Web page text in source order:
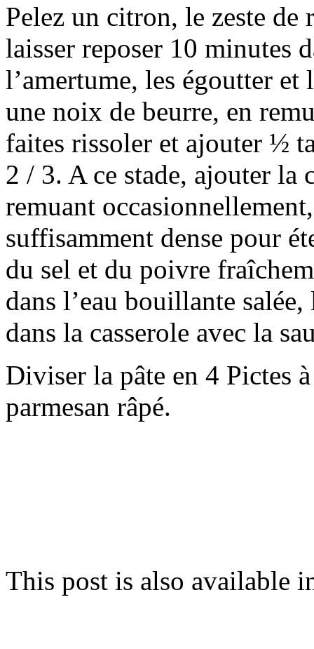
Pelez un citron, le zeste
laisser reposer 10 minutes
l’amertume, les égoutter et
une noix de beurre, en
faites rissoler et ajouter ½
2 / 3. A ce stade, ajouter la
remuant
suffisamment dense pour
du sel et du poivre
dans l’eau bouillante
dans la casserole avec la
Diviser la pâte en 4 Pictes
parmesan râpé.
This post is also available